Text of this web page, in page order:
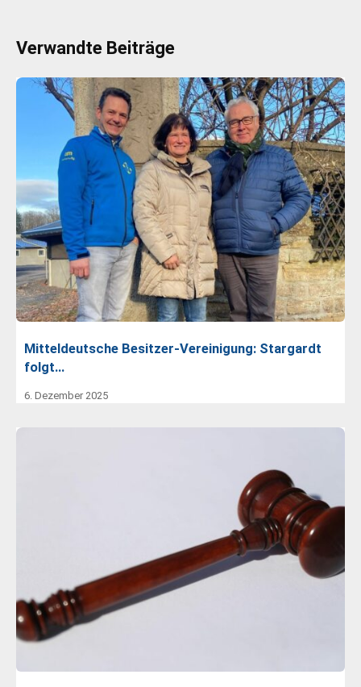
Verwandte Beiträge
Mitteldeutsche Besitzer-Vereinigung: Stargardt
folgt…
6. Dezember 2025